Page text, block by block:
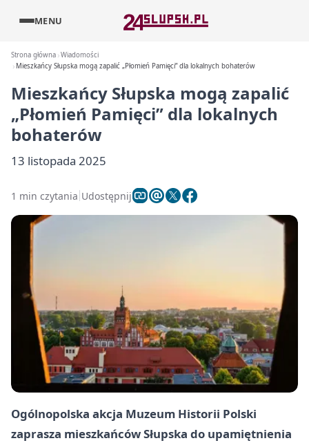
MENU
Strona główna Wiadomości
Mieszkańcy Słupska mogą zapalić „Płomień Pamięci” dla lokalnych bohaterów
Mieszkańcy Słupska mogą zapalić
„Płomień Pamięci” dla lokalnych
bohaterów
13 listopada 2025
1 min czytania Udostępnij
Ogólnopolska akcja Muzeum Historii Polski
zaprasza mieszkańców Słupska do upamiętnienia